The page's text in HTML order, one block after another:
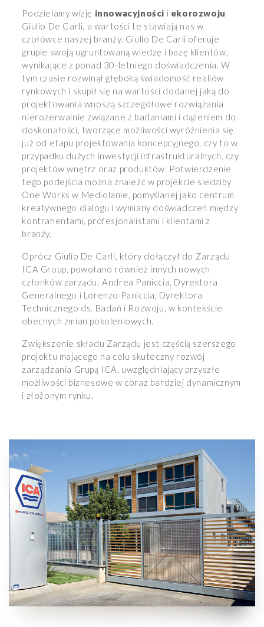
Podzielamy wizję innowacyjności i ekorozwoju
Giulio De Carli, a wartości te stawiają nas w
czołówce naszej branży. Giulio De Carli oferuje
grupie swoją ugruntowaną wiedzę i bazę klientów,
wynikające z ponad 30-letniego doświadczenia. W
tym czasie rozwinął głęboką świadomość realiów
rynkowych i skupił się na wartości dodanej jaką do
projektowania wnoszą szczegółowe rozwiązania
nierozerwalnie związane z badaniami i dążeniem do
doskonałości, tworzące możliwości wyróżnienia się
już od etapu projektowania koncepcyjnego, czy to w
przypadku dużych inwestycji infrastrukturalnych, czy
projektów wnętrz oraz produktów. Potwierdzenie
tego podejścia można znaleźć w projekcie siedziby
One Works w Mediolanie, pomyślanej jako centrum
kreatywnego dialogu i wymiany doświadczeń między
kontrahentami, profesjonalistami i klientami z
branży.
Oprócz Giulio De Carli, który dołączył do Zarządu
ICA Group, powołano również innych nowych
członków zarządu: Andrea Paniccia, Dyrektora
Generalnego i Lorenzo Paniccia, Dyrektora
Technicznego ds. Badań i Rozwoju, w kontekście
obecnych zmian pokoleniowych.
Zwiększenie składu Zarządu jest częścią szerszego
projektu mającego na celu skuteczny rozwój
zarządzania Grupą ICA, uwzględniający przyszłe
możliwości biznesowe w coraz bardziej dynamicznym
i złożonym rynku.